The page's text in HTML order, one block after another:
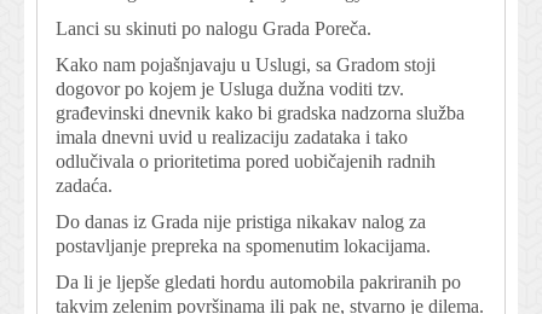
Lanci su skinuti po nalogu Grada Poreča.
Kako nam pojašnjavaju u Uslugi, sa Gradom stoji
dogovor po kojem je Usluga dužna voditi tzv.
građevinski dnevnik kako bi gradska nadzorna služba
imala dnevni uvid u realizaciju zadataka i tako
odlučivala o prioritetima pored uobičajenih radnih
zadaća.
Do danas iz Grada nije pristiga nikakav nalog za
postavljanje prepreka na spomenutim lokacijama.
Da li je ljepše gledati hordu automobila pakriranih po
takvim zelenim površinama ili pak ne, stvarno je dilema.